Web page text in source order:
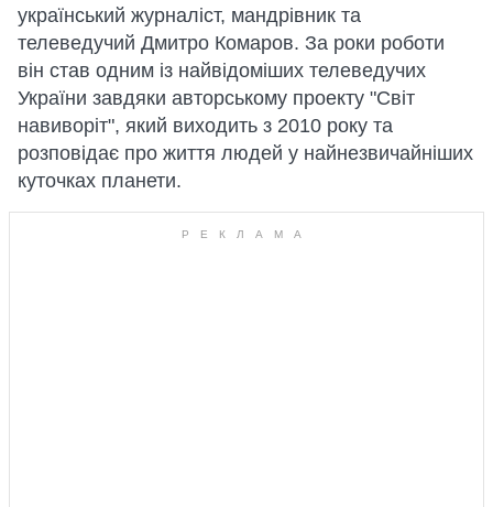
український журналіст, мандрівник та
телеведучий Дмитро Комаров. За роки роботи
він став одним із найвідоміших телеведучих
України завдяки авторському проекту "Світ
навиворіт", який виходить з 2010 року та
розповідає про життя людей у найнезвичайніших
куточках планети.